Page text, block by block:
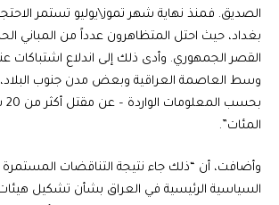
الصديق. فمنذ نهاية شهر تموز\يوليو تستمر
بغداد، حيث احتل المتظاهرون عدداً من المباني
القصر الجمهوري. وأدى ذلك إلى اندلاع اشتباكات
وسط العاصمة العراقية وبعض مدن جنوب
المئات”.
وأضافت، أن “ذلك جاء نتيجة التناقضات المستمرة
السياسية الرئيسية في العراق بشأن تشكيل